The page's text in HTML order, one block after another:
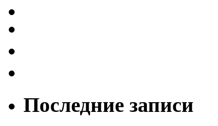
Последние записи